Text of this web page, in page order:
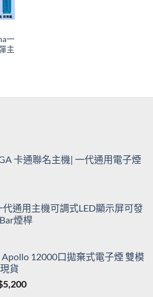
一
主
卡通聯名主機| 一代通用電子煙
代通用主機可調式LED顯示屏可發
煙桿
Apollo 12000口拋棄式電子煙 雙模
貨
5,200價